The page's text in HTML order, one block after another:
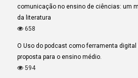
comunicação no ensino de ciências: um
da literatura
658
O Uso do podcast como ferramenta
proposta para o ensino médio.
594